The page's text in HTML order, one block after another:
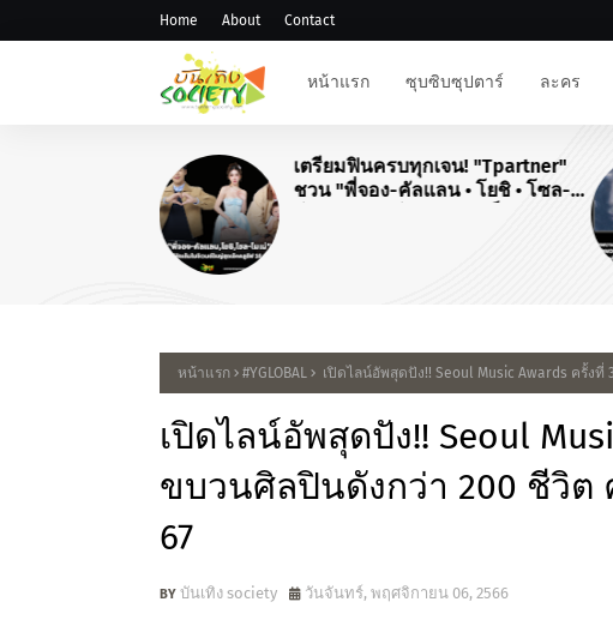
Home About Contact
หน้าแรก ซุบซิบซุปตาร์ ละคร
#JPOP
สิ้นสุดการรอคอย! "ยามะพี" ปักหมุด
คอนเสิร์ตใหญ่ในไทย "DREAMING
หน้าแรก #YGLOBAL เปิดไลน์อัพสุดปัง!! Seoul Music Awards ครั้
เปิดไลน์อัพสุดปัง!! Seoul
ขบวนศิลปินดังกว่า 200 ชีวิ
67
บันเทิง society วันจันทร์, พฤศจิกายน 06, 2566